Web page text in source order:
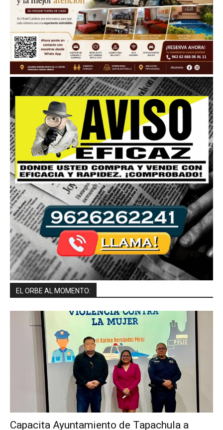
EL ORBE AL MOMENTO:
Capacita Ayuntamiento de Tapachula a